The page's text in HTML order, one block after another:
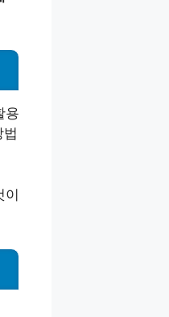
용
이